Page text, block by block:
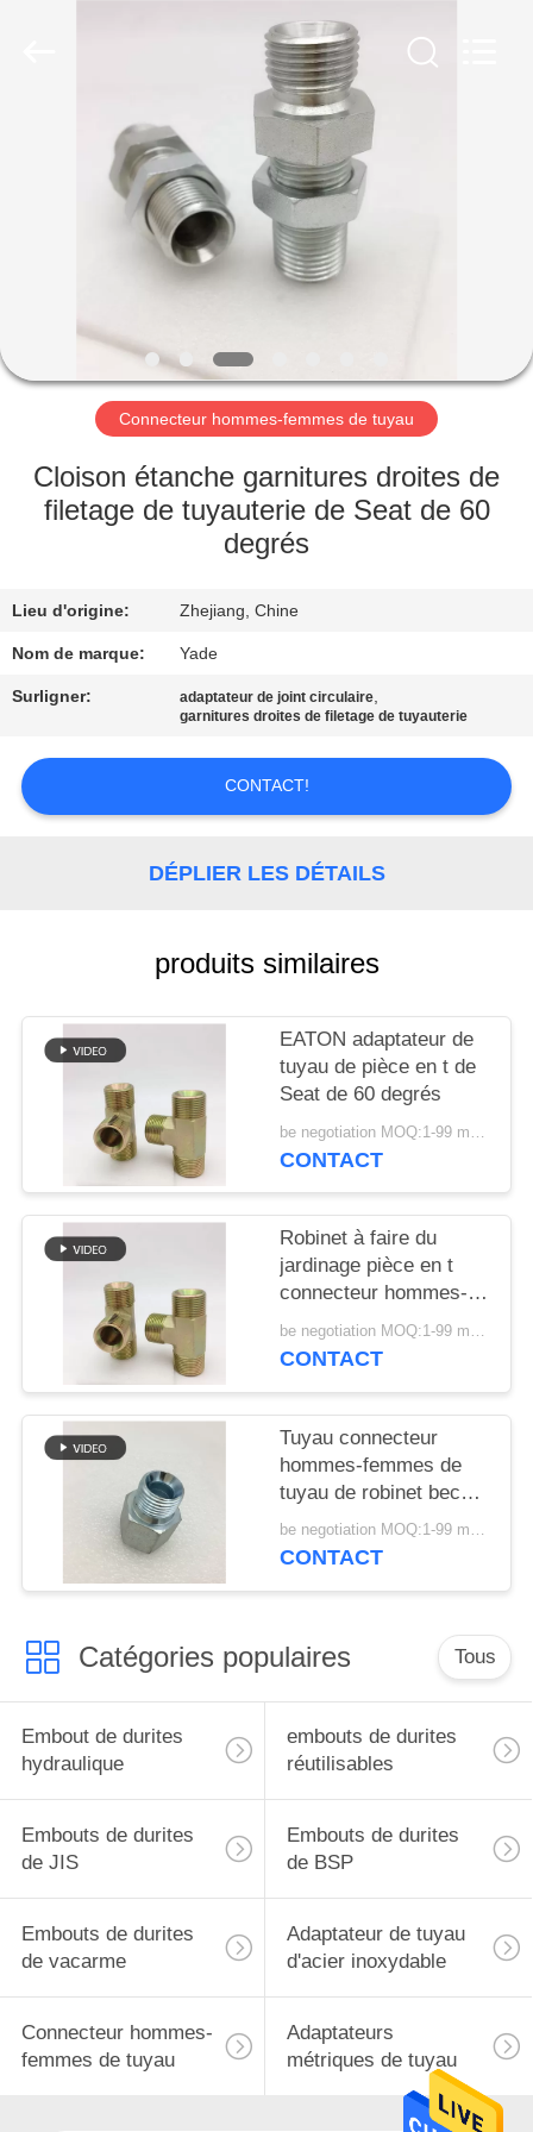
MAISON
PRODUITS
DE
NOUS
VISITE
D'USINE
DE
QUALITÉ
CONTACTEZ-
NOUS
DU
PRIVACY
POLICY
Connecteur hommes-femmes de tuyau
Cloison étanche garnitures droites de
filetage de tuyauterie de Seat de 60
degrés
Lieu d'origine: Zhejiang, Chine
Nom de marque: Yade
Surligner: adaptateur de joint circulaire,
garnitures droites de filetage de tuyauterie
CONTACT!
DÉPLIER LES DÉTAILS
produits similaires
EATON adaptateur de
tuyau de pièce en t de
Seat de 60 degrés
be negotiation MOQ:1-99 morceaux
CONTACT
Robinet à faire du
jardinage pièce en t
connecteur hommes-
femmes de tuyau de
Seat de 60 degrés
be negotiation MOQ:1-99 morceaux
CONTACT
Tuyau connecteur
hommes-femmes de
tuyau de robinet bec
G1/2 »
be negotiation MOQ:1-99 morceaux
CONTACT
Catégories populaires Tous
Embout de durites
hydraulique
embouts de durites
réutilisables
Embouts de durites
de JIS
Embouts de durites
de BSP
Embouts de durites
de vacarme
Adaptateur de tuyau
d'acier inoxydable
Connecteur hommes-
femmes de tuyau
Adaptateurs
métriques de tuyau